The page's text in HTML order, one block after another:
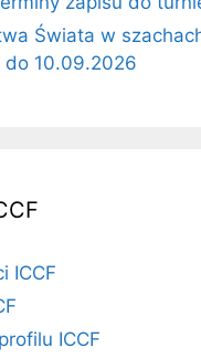
Świata w
do 10.09.2026
ICCF
ICCF